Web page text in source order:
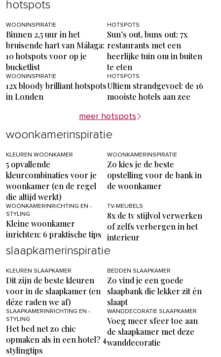
hotspots
WOONINSPIRATIE
Binnen 2,5 uur in het
bruisende hart van Málaga:
10 hotspots voor op je
bucketlist
HOTSPOTS
Sun’s out, buns out: 7x
restaurants met een
heerlijke tuin om in buiten
te eten
WOONINSPIRATIE
12x bloody brilliant hotspots
in Londen
HOTSPOTS
Ultiem strandgevoel: de 16
mooiste hotels aan zee
meer hotspots
woonkamerinspiratie
KLEUREN WOONKAMER
5 opvallende
kleurcombinaties voor je
woonkamer (en de regel
die altijd werkt)
WOONKAMERINSPIRATIE
Zo kies je de beste
opstelling voor de bank in
de woonkamer
WOONKAMERINRICHTING EN -
STYLING
Kleine woonkamer
inrichten: 6 praktische tips
TV-MEUBELS
8x de tv stijlvol verwerken
of zelfs verbergen in het
interieur
slaapkamerinspiratie
KLEUREN SLAAPKAMER
Dit zijn de beste kleuren
voor in de slaapkamer (en
déze raden we af)
BEDDEN SLAAPKAMER
Zo vind je een goede
slaapbank die lekker zit én
slaapt
SLAAPKAMERINRICHTING EN -
STYLING
Het bed net zo chic
opmaken als in een hotel? 4
stylingtips
WANDDECORATIE SLAAPKAMER
Voeg meer sfeer toe aan
de slaapkamer met deze
wanddecoratie